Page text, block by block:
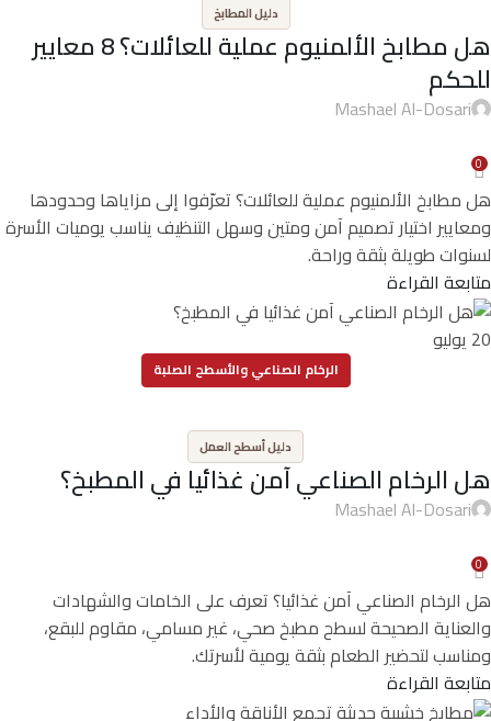
دليل المطابخ
هل مطابخ الألمنيوم عملية للعائلات؟ 8 معايير
للحكم
Mashael Al-Dosari
0
هل مطابخ الألمنيوم عملية للعائلات؟ تعرّفوا إلى مزاياها وحدودها
ومعايير اختيار تصميم آمن ومتين وسهل التنظيف يناسب يوميات الأسرة
لسنوات طويلة بثقة وراحة.
متابعة القراءة
20 يوليو
الرخام الصناعي والأسطح الصلبة
دليل أسطح العمل
هل الرخام الصناعي آمن غذائيا في المطبخ؟
Mashael Al-Dosari
0
هل الرخام الصناعي آمن غذائيا؟ تعرف على الخامات والشهادات
والعناية الصحيحة لسطح مطبخ صحي، غير مسامي، مقاوم للبقع،
ومناسب لتحضير الطعام بثقة يومية لأسرتك.
متابعة القراءة